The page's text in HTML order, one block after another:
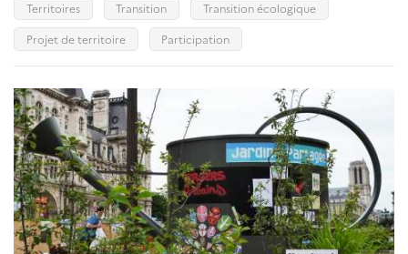
Territoires
Transition
Transition écologique
Projet de territoire
Participation